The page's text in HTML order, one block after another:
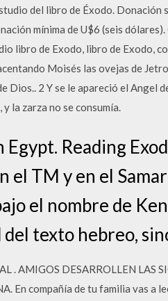
del libro de Éxodo.
mínima de U$6 (seis
libro de Exodo, libro de Exodo,
Moisés las ovejas de
2 Y se le apareció el Angel
la zarza no se consumía.
Reading
el TM y en el
el nombre de
texto hebreo,
AMIGOS DESARROLLEN LAS
En compañía de tu familia vas a